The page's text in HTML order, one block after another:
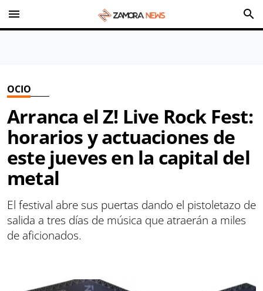
menu search
OCIO
Arranca el Z! Live Rock Fest:
horarios y actuaciones de
este jueves en la capital del
metal
El festival abre sus puertas dando el pistoletazo de
salida a tres días de música que atraerán a miles
de aficionados.